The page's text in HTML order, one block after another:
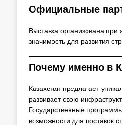
Официальные
Выставка организована при
значимость для развития
Почему именно в
Казахстан предлагает
развивает свою
Государственные
возможности для поставок